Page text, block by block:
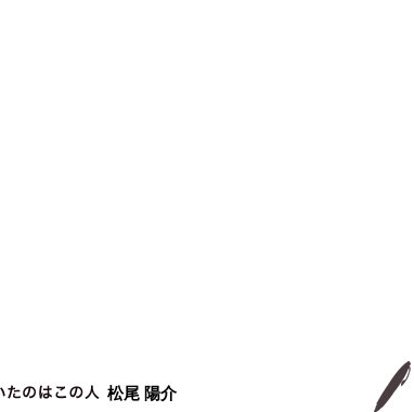
松尾 陽介